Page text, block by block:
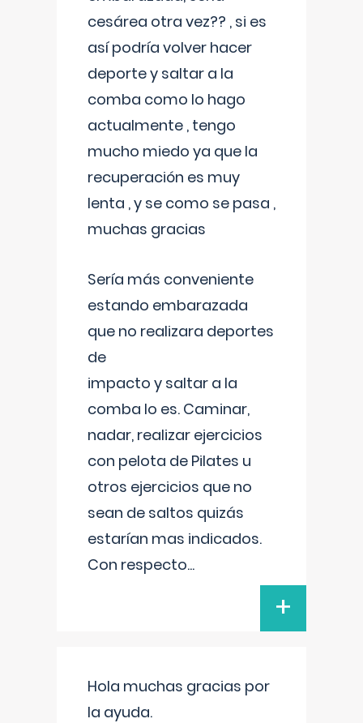
cesárea otra vez?? , si es
así podría volver hacer
deporte y saltar a la
comba como lo hago
actualmente , tengo
mucho miedo ya que la
recuperación es muy
lenta , y se como se pasa ,
muchas gracias
Sería más conveniente
estando embarazada
que no realizara deportes
de
impacto y saltar a la
comba lo es. Caminar,
nadar, realizar ejercicios
con pelota de Pilates u
otros ejercicios que no
sean de saltos quizás
estarían mas indicados.
Con respecto...
+
Hola muchas gracias por
la ayuda.